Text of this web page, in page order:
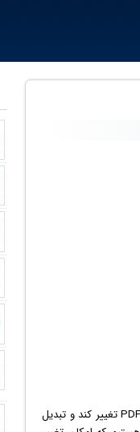
برای ویرایش فایل های PDF خود چه می کنید؟ موارد زیادی پیش می آید که نیاز است یک کلمه یا جمله در یک فایل PDF تغییر کند و تبدیل